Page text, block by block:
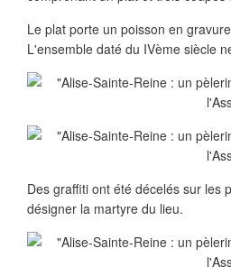
Le plat porte un poisson en
L'ensemble daté du IVème siècle
Des graffiti ont été décelés sur les
désigner la martyre du lieu.